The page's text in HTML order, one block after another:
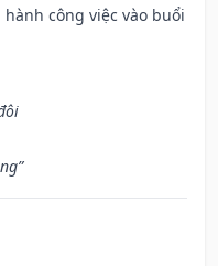
công việc vào buổi